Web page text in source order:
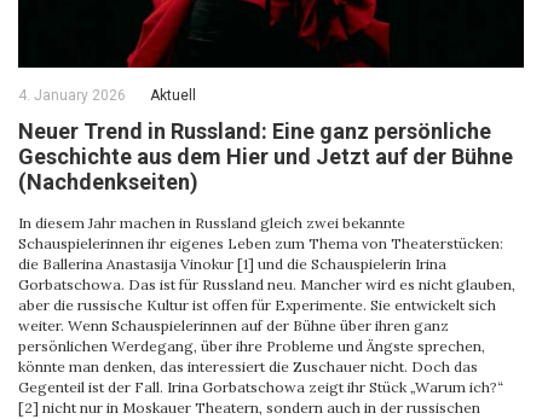
4. January 2026 Aktuell
Neuer Trend in Russland: Eine ganz persönliche
Geschichte aus dem Hier und Jetzt auf der Bühne
(Nachdenkseiten)
In diesem Jahr machen in Russland gleich zwei bekannte
Schauspielerinnen ihr eigenes Leben zum Thema von Theaterstücken:
die Ballerina Anastasija Vinokur [1] und die Schauspielerin Irina
Gorbatschowa. Das ist für Russland neu. Mancher wird es nicht glauben,
aber die russische Kultur ist offen für Experimente. Sie entwickelt sich
weiter. Wenn Schauspielerinnen auf der Bühne über ihren ganz
persönlichen Werdegang, über ihre Probleme und Ängste sprechen,
könnte man denken, das interessiert die Zuschauer nicht. Doch das
Gegenteil ist der Fall. Irina Gorbatschowa zeigt ihr Stück „Warum ich?“
[2] nicht nur in Moskauer Theatern, sondern auch in der russischen